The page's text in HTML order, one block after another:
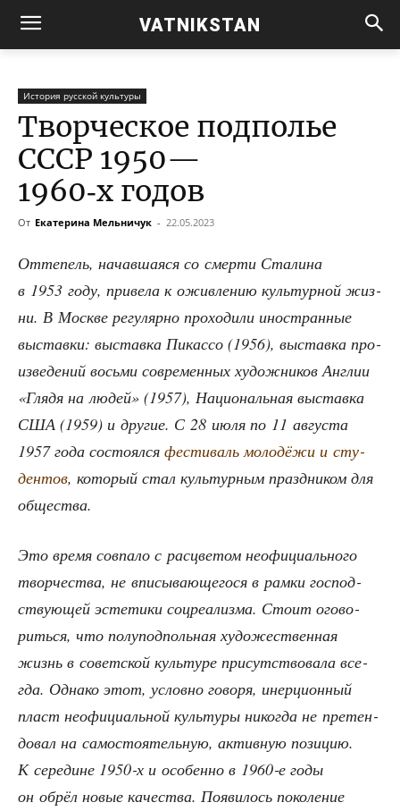
VATNIKSTAN
История русской культуры
Творческое подполье
СССР 1950—
1960‑х годов
От Екатерина Мельничук - 22.05.2023
Отте­пель, начав­ша­я­ся со смер­ти Ста­ли­на
в 1953 году, при­ве­ла к ожив­ле­нию куль­тур­ной жиз­
ни. В Москве регу­ляр­но про­хо­ди­ли ино­стран­ные
выстав­ки: выстав­ка Пикассо (1956), выстав­ка про­
из­ве­де­ний вось­ми совре­мен­ных худож­ни­ков Англии
«Гля­дя на людей» (1957), Наци­о­наль­ная выстав­ка
США (1959) и дру­гие. С 28 июля по 11 авгу­ста
1957 года состо­ял­ся фести­валь моло­дё­жи и сту­
ден­тов, кото­рый стал куль­тур­ным празд­ни­ком для
общества.
Это вре­мя сов­па­ло с рас­цве­том неофи­ци­аль­но­го
твор­че­ства, не впи­сы­ва­ю­ще­го­ся в рам­ки гос­под­
ству­ю­щей эсте­ти­ки соц­ре­а­лиз­ма. Сто­ит ого­во­
рить­ся, что полу­под­поль­ная худо­же­ствен­ная
жизнь в совет­ской куль­ту­ре при­сут­ство­ва­ла все­
гда. Одна­ко этот, услов­но гово­ря, инер­ци­он­ный
пласт неофи­ци­аль­ной куль­ту­ры нико­гда не пре­тен­
до­вал на само­сто­я­тель­ную, актив­ную пози­цию.
К сере­дине 1950‑х и осо­бен­но в 1960‑е годы
он обрёл новые каче­ства. Появи­лось поко­ле­ние